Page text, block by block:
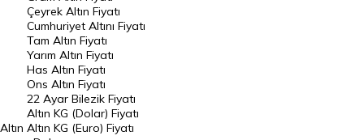
Endeksler
DÖVİZ
Döviz Kuru
Dolar Kuru
Euro Kuru
Altın
Çeyrek Altın Fiyatı
Cumhuriyet Altını Fiyatı
Tam Altın Fiyatı
Yarım Altın Fiyatı
Has Altın Fiyatı
Ons Altın Fiyatı
22 Ayar Bilezik Fiyatı
Altın KG (Dolar) Fiyatı
Altın KG (Euro) Fiyatı